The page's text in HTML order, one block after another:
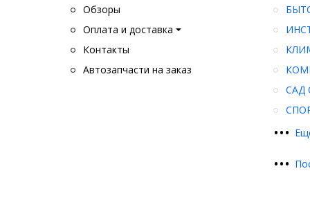
Обзоры
Оплата и доставка
Контакты
Автозапчасти на заказ
•••
САД
•••